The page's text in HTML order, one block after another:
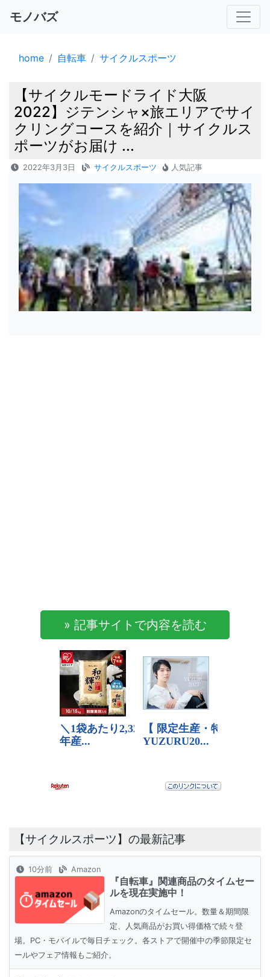
モノバズ
home 自転車 サイクルスポーツ
【サイクルモードライド大阪
2022】ジテンシャ×旅エリアでサイ
クリングコースを紹介｜サイクルス
ポーツがお届け ...
2022年3月3日 サイクルスポーツ 人気記事
» 記事サイトで内容を読む
【サイクルスポーツ】の最新記事
10分前 Amazon
『自転車』関連商品のタイムセー
ルを現在実施中！
Amazonのタイムセール。数量＆期間限
定、人気商品がお買い得価格で続々登
場。PC・モバイルで毎日チェック。各ストアで開催中の季節限定セ
ールやフェア情報もご紹介。